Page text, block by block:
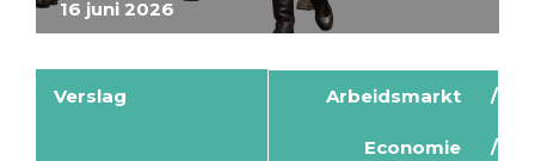
16 juni 2026
Verslag Arbeidsmarkt
Economie